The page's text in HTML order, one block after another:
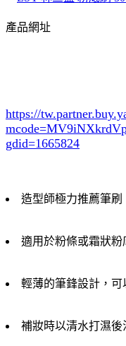
產品網址
https://
gdid=1665824
造型師極力推薦筆刷
適用於粉條或霜狀粉
輕薄的筆鋒設計，
補妝時以清水打濕後